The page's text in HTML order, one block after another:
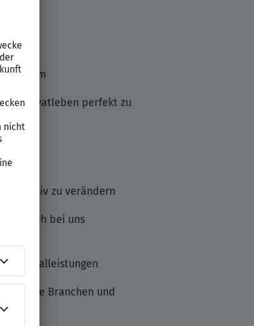
Privatleben perfekt zu
positiv zu verändern
Dich bei uns
Sozialleistungen
Branchen und